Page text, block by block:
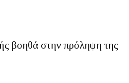
βοηθά στην πρόληψη της